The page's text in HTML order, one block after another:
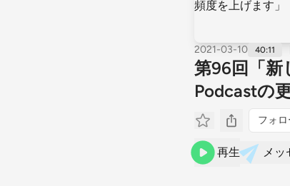
2021-03-10 40:11
第96回「
Podcastの
フォロ
再生 メッ